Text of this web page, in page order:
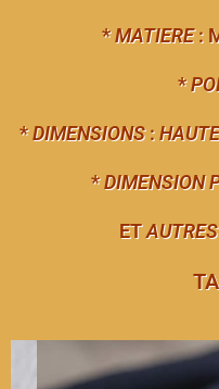
*MATIERE:
*
*DIMENSIONS:
*DIMENSION
ET